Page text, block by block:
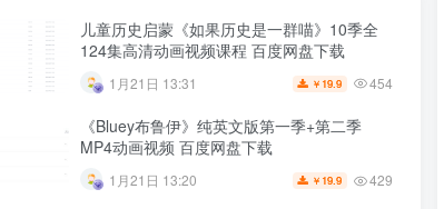
儿童历史启蒙《如果历史是一群喵》10季全
124集高清动画视频课程 百度网盘下载
1月21日 13:31 ￥ 19.9 454
《Bluey布鲁伊》纯英文版第一季+第二季
MP4动画视频 百度网盘下载
1月21日 13:20 ￥ 19.9 429